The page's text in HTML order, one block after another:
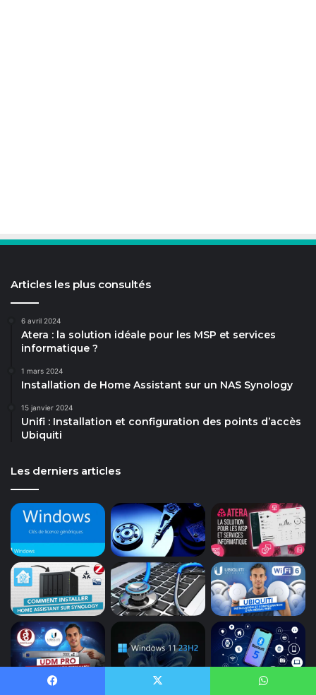
Articles les plus consultés
6 avril 2024
Atera : la solution idéale pour les MSP et services
informatique ?
1 mars 2024
Installation de Home Assistant sur un NAS Synology
15 janvier 2024
Unifi : Installation et configuration des points d’accès
Ubiquiti
Les derniers articles